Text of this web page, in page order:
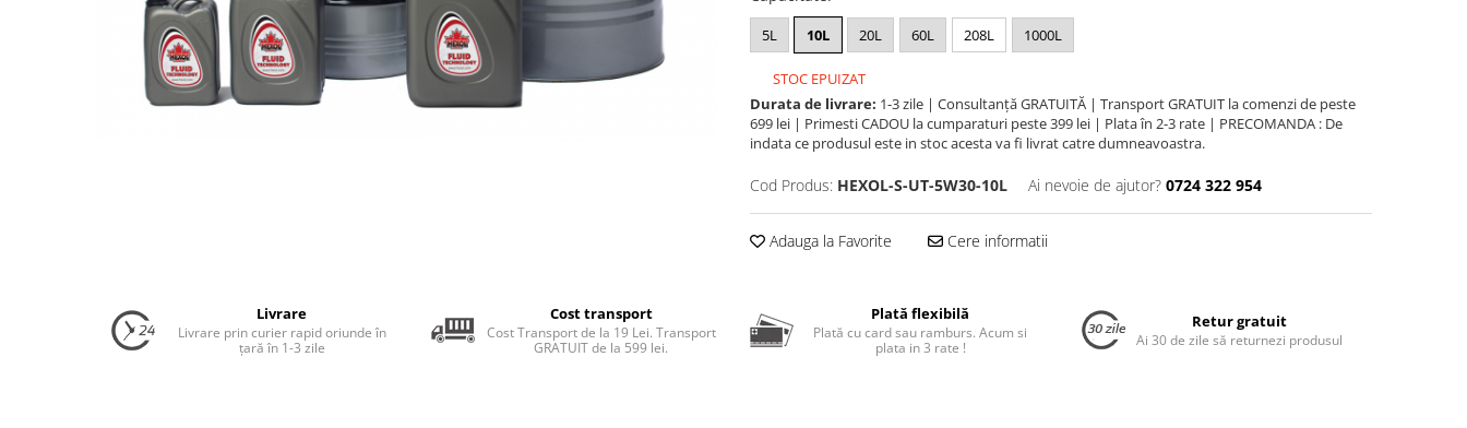
Uleiuri Transmisie Utilaje Agricole
Uleiuri Transmisie Vehicule
Lichide Răcire Vehicule Comerciale
Lichide Frână
5L 10L 20L 60L 208L 1000L
STOC EPUIZAT
Durata de livrare: 1-3 zile | Consultanță GRATUITĂ | Transport GRATUIT la comenzi de peste
699 lei | Primesti CADOU la cumparaturi peste 399 lei | Plata în 2-3 rate | PRECOMANDA : De
indata ce produsul este in stoc acesta va fi livrat catre dumneavoastra.
Cod Produs: HEXOL-S-UT-5W30-10L Ai nevoie de ajutor? 0724 322 954
Adauga la Favorite Cere informatii
Livrare
Livrare prin curier rapid oriunde în
țară în 1-3 zile
Cost transport
Cost Transport de la 19 Lei. Transport
GRATUIT de la 599 lei.
Plată flexibilă
Plată cu card sau ramburs. Acum si
plata in 3 rate !
Retur gratuit
Ai 30 de zile să returnezi produsul